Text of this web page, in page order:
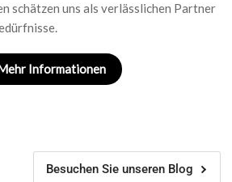
schätzen uns als verlässlichen Partner
Informationen
Besuchen Sie unseren Blog